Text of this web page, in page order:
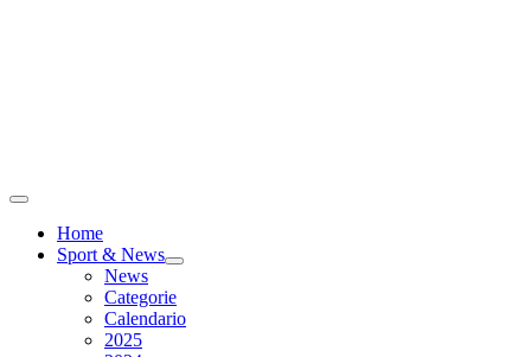
Home
Sport & News
News
Categorie
Calendario
2025